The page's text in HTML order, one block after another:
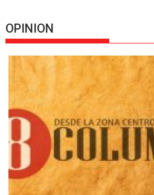
OPINION